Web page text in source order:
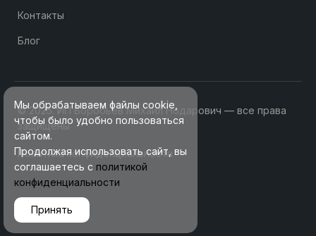
Контакты
Блог
© 2025. ИП Воробьев Михаил Нодарович — все права
защищены
Политика конфиденциальности
Мы обрабатываем файлы cookie,
чтобы было удобно пользоваться
сайтом.
Продолжая использовать сайт, вы
соглашаетесь с политикой
конфиденциальности
Принять